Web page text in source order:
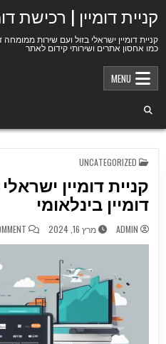
קניית דומיין | רכישת
קניית דומיין ישראלי בזול ועם שירות
כמו אחסון אתרים ושירותי קידום לאתר
MENU
POSTED
IN
UNCATEGORIZED
קניית דומיין
דומיין בינלאומי
ADMIN מרץ 16, 2024